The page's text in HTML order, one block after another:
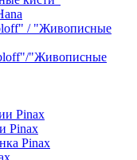
/ "Живописные
"Живописные
Pinax
Pinax
Pinax